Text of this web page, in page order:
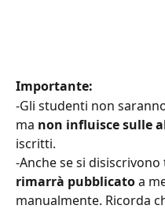
Importante:
-Gli studenti non
ma non influisce sulle
iscritti.
-Anche se si
rimarrà pubblicato a
manualmente. Ricorda